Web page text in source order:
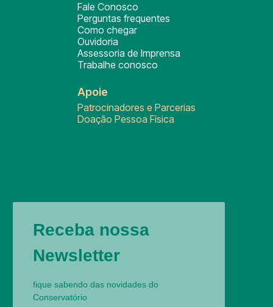
Fale Conosco
Perguntas frequentes
Como chegar
Ouvidoria
Assessoria de Imprensa
Trabalhe conosco
Apoie
Patrocinadores e Parcerias
Doação Pessoa Física